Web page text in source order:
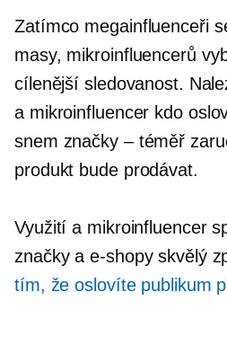
Zatímco megainfluenceři
masy, mikroinfluencerů
cílenější sledovanost.
a mikroinfluencer kdo
snem značky – téměř
produkt bude prodávat.
Využití a mikroinfluencer
značky a e-shopy skvělý
tím, že oslovíte publikum